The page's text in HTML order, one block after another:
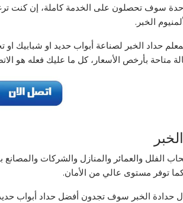
سوف تحصلون على الخدمة كاملة، إن كنت
الخبر.
حداد الخبر لصناعة أبواب حديد او
متاحة بأرخص الأسعار، كل ما عليك فعله هو
الفلل والعمائر والمنازل والشركات
توفر مستوى عالي من الأمان.
حدادة الخبر سوف تجدون أفضل حداد أبواب حديد